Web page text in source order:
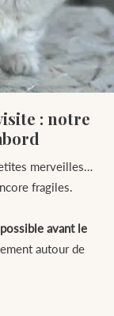
: notre
merveilles…
fragiles.
avant le
autour de